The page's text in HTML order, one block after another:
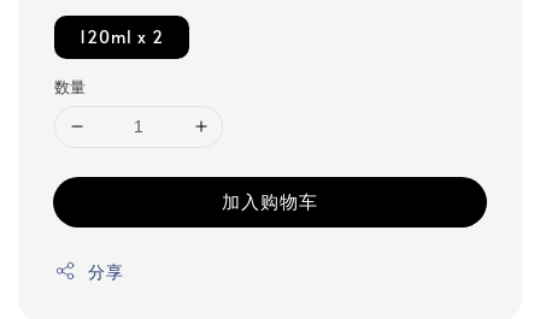
120ml x 2
数量
加入购物车
分享